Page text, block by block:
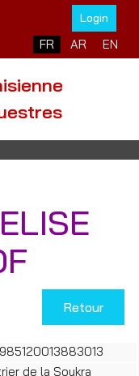
Login
Sélectionnez votre
FR AR EN
ELISE
Retour
de la Soukra